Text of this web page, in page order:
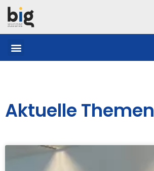
Aktuelle Themen